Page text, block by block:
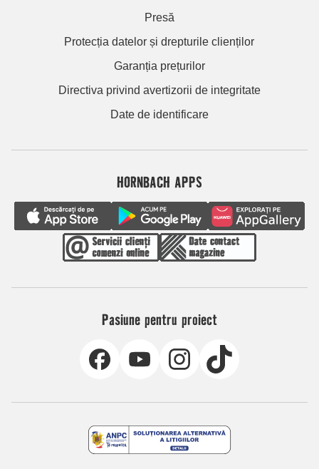
Presă
Protecția datelor și drepturile clienților
Garanția prețurilor
Directiva privind avertizorii de integritate
Date de identificare
HORNBACH APPS
Pasiune pentru proiect